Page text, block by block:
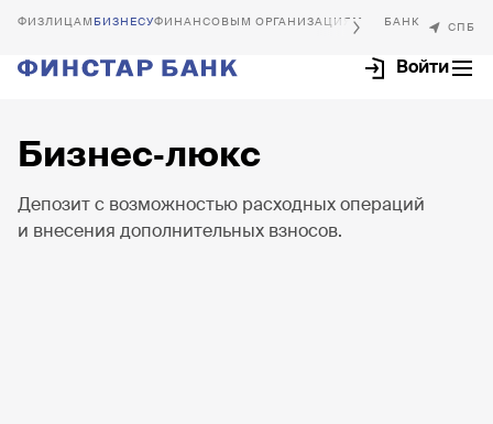
БИЗНЕСУФИНАНСОВЫМ ОРГАНИЗАЦИЯМ
Войти
Интернет-клиент
Бизнес‐люкс
Депозит с возможностью расходных операций
и внесения дополнительных взносов.